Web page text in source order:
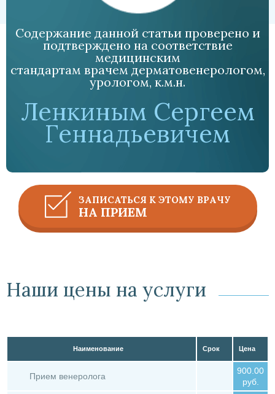
Содержание данной статьи проверено и
подтверждено на соответствие
медицинским
стандартам врачем дерматовенерологом,
урологом, к.м.н.
Ленкиным Сергеем
Геннадьевичем
ЗАПИСАТЬСЯ К ЭТОМУ ВРАЧУ
НА ПРИЕМ
Наши цены на услуги
Наименование Срок Цена
Прием венеролога
900.00
руб.